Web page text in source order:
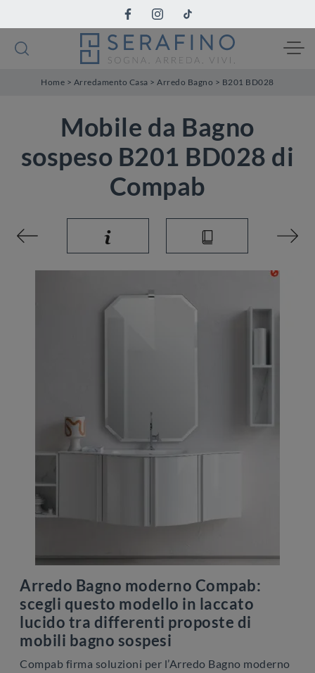
Home > Arredamento Casa >Arredo Bagno > B201 BD028
Mobile da Bagno
sospeso B201 BD028 di
Compab
Arredo Bagno moderno Compab:
scegli questo modello in laccato
lucido tra differenti proposte di
mobili bagno sospesi
Compab firma soluzioni per l’Arredo Bagno moderno